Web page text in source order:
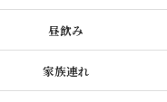
昼飲み
家族連れ